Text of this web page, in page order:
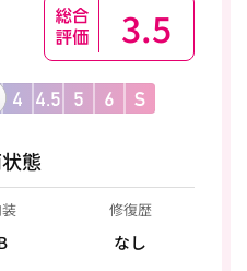
3.5
態
修復歴
なし